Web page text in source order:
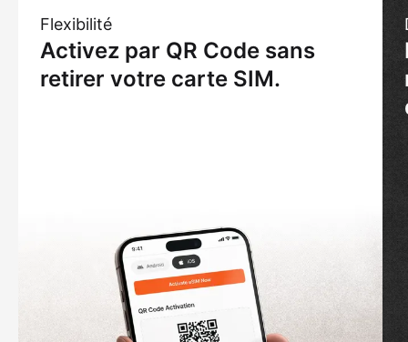
Flexibilité
Activez par QR Code sans
retirer votre carte SIM.